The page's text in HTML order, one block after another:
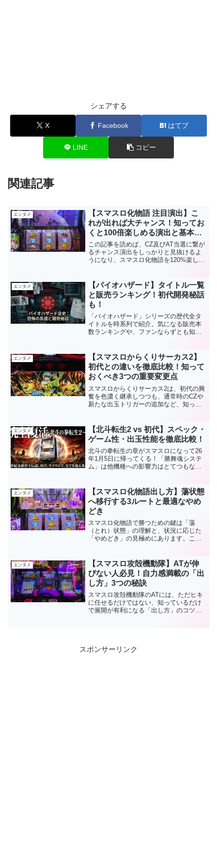
シェアする
X Facebook はてブ
LINE コピー
関連記事
エンタメ
【スマスロ化物語 注目演出】こ
れが出れば大チャンス！知ってお
くと100倍楽しめる演出と基本の
打ち方
この記事を読めば、CZ及びAT当選に繋が
るチャンス演出をしっかりと見抜けるよ
うになり、スマスロ化物語を120%楽しめ
管理されてたのね、という気づきになれ
ばと思います。
エンタメ
【バイオハザード】タイトル一覧
と販売ランキング！初代開発秘話
も！
「バイオハザード」シリーズの歴代全タ
イトルを時系列で紹介。気になる販売本
数ランキングや、ファンならずとも知り
てわかります。
エンタメ
【スマスロからくりサーカス2】
初代との違いを徹底比較！知って
おくべき3つの重要変更点
スマスロからくりサーカス2は、初代の興
奮を色濃く継承しつつも、通常時のCZや
新たな出玉トリガーの追加など、知って
らくりサーカス2」と「初代」の違いを徹
底比較し、特に押さえておくべき【3つの
重要変更点】を解説していきます。
エンタメ
【北斗転生2 vs 初代】スペック・
ゲーム性・出玉性能を徹底比較！
北斗の拳転生の章がスマスロになって26
年1月5日に帰ってくる！「勝舞魂システ
ム」は他機種への影響力はとてつもなく
ク」、「ゲーム性」、「出玉性能」の徹
底比較を行う。
エンタメ
【スマスロ化物語出し方】蕩状態
へ移行する3ルートと最適なやめ
どき
スマスロ化物語で勝つための鍵は「蕩
（とれ）状態」の理解と、状況に応じた
「やめどき」の見極めにあります。この
りを劇的に改善するヒントが見つかるは
ずです。
エンタメ
【スマスロ攻殻機動隊】ATが伸
びない人必見！自力感満載の「出
し方」3つの秘訣
スマスロ攻殻機動隊のATには、ただヒキ
に任せるだけではない、知っているだけ
で展開が有利になる「出し方」のコツが
スポンサーリンク